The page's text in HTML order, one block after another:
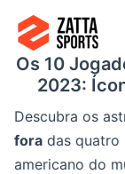
para
conteúdo
Os 10
2023:
Descubra os
fora das quatro
americano do